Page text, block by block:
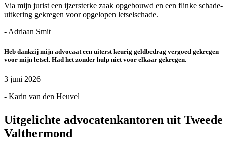
Via mijn jurist een ijzersterke zaak opgebouwd en een flinke schade-
uitkering gekregen voor opgelopen letselschade.
- Adriaan Smit
Heb dankzij mijn advocaat een uiterst keurig geldbedrag vergoed gekregen
voor mijn letsel. Had het zonder hulp niet voor elkaar gekregen.
3 juni 2026
- Karin van den Heuvel
Uitgelichte advocatenkantoren uit Tweede
Valthermond